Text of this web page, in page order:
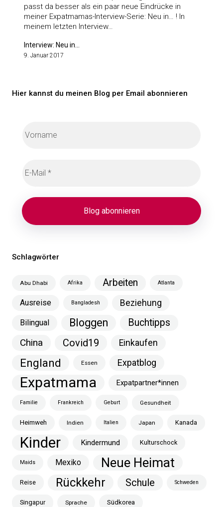
passt da besser als ein paar neue Eindrücke in
meiner Expatmamas-Interview-Serie: Neu in… ! In
meinem letzten Interview…
Interview: Neu in...
9. Januar 2017
Hier kannst du meinen Blog per Email abonnieren
Schlagwörter
Abu Dhabi Afrika Arbeiten Atlanta
Ausreise Bangladesh Beziehung
Bilingual Bloggen
Buchtipps
China
Covid19 Einkaufen
England Essen Expatblog
Expatmama Expatpartner*innen
Familie Frankreich Geburt Gesundheit
Heimweh Indien Italien Japan Kanada
Kinder Kindermund Kulturschock
Maids Mexiko Neue Heimat
Reise Rückkehr Schule Schweden
Singapur Sprache Südkorea